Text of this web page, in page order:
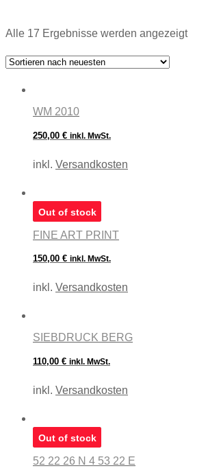
Alle 17 Ergebnisse werden angezeigtNach
WM 2010
250,00 € inkl. MwSt.
inkl. Versandkosten
Out of stock
FINE ART PRINT
150,00 € inkl. MwSt.
inkl. Versandkosten
SIEBDRUCK BERG
110,00 € inkl. MwSt.
inkl. Versandkosten
Out of stock
52 22 26 N 4 53 22 E